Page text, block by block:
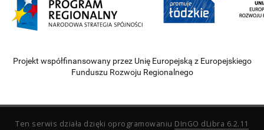
Projekt współfinansowany przez Unię Europejską z Europejskiego
Funduszu Rozwoju Regionalnego
Ten serwis działa dzięki oprogramowaniu DInGO dLibra 6.2.11